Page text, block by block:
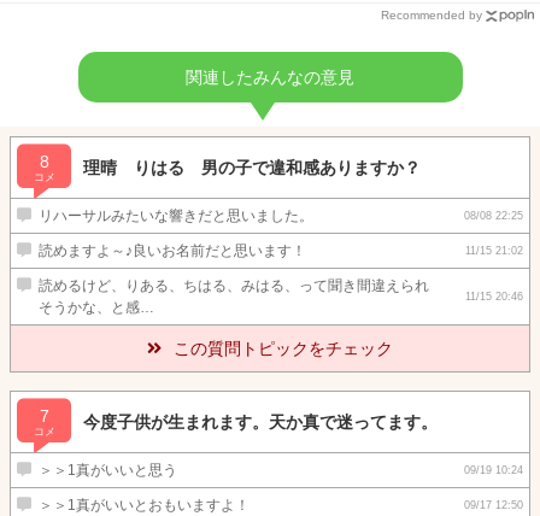
Recommended by
関連したみんなの意見
8
コメ
理晴 りはる 男の子で違和感ありますか？
リハーサルみたいな響きだと思いました。 08/08 22:25
読めますよ～♪良いお名前だと思います！ 11/15 21:02
読めるけど、りある、ちはる、みはる、って聞き間違えられ
そうかな、と感…
11/15 20:46
この質問トピックをチェック
7
コメ
今度子供が生まれます。天か真で迷ってます。
＞＞1真がいいと思う 09/19 10:24
＞＞1真がいいとおもいますよ！ 09/17 12:50